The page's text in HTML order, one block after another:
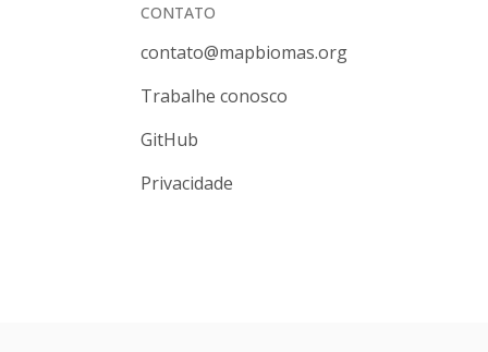
CONTATO
contato@mapbiomas.org
Trabalhe conosco
GitHub
Privacidade